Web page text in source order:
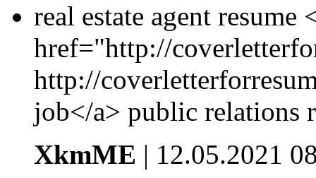
real estate agent resume
href="http://
http://
job</a> public relations
XkmME | 12.05.2021